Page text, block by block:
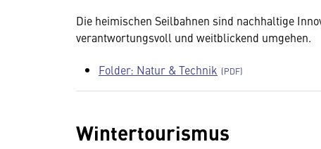
Die heimischen Seilbahnen sind nachhaltige
verantwortungsvoll und weitblickend umgehen.
Folder: Natur & Technik
Wintertourismus